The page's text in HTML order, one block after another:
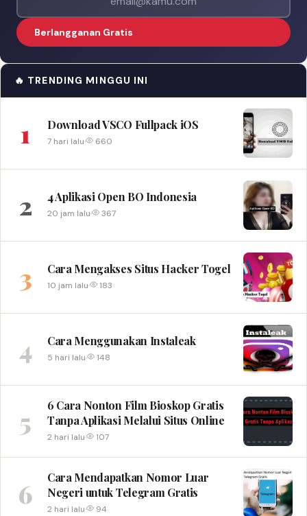
Berlangganan Gratis
🔥 TRENDING MINGGU INI
1 Download VSCO Fullpack iOS
7 hari lalu· 660
2 4 Aplikasi Open BO Indonesia
20 jam lalu· 367
3 Cara Mengakses Situs Hacker Togel
10 jam lalu· 183
4 Cara Menggunakan Instaleak
5 hari lalu· 148
5
6 Cara Nonton Film Bioskop Gratis
Tanpa Aplikasi Melalui Situs Online
2 hari lalu· 107
6
Cara Mendapatkan Nomor Luar
Negeri untuk Telegram Gratis
2 hari lalu· 94